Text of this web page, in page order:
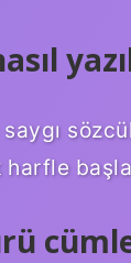
saygı
harfle
cümle